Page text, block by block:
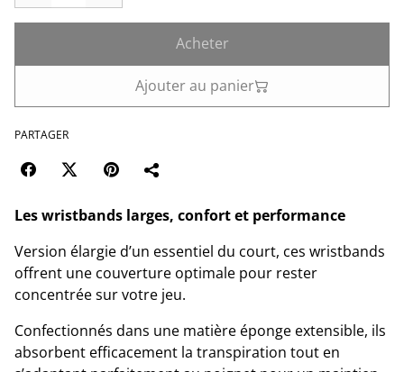
Acheter
Ajouter au panier
PARTAGER
Les wristbands larges, confort et performance
Version élargie d’un essentiel du court, ces wristbands
offrent une couverture optimale pour rester
concentrée sur votre jeu.
Confectionnés dans une matière éponge extensible, ils
absorbent efficacement la transpiration tout en